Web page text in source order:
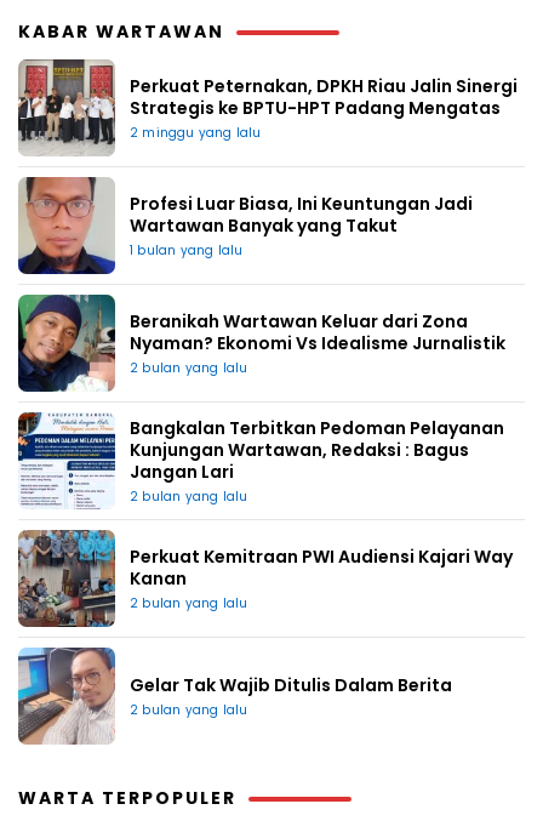
KABAR WARTAWAN
Perkuat Peternakan, DPKH Riau Jalin Sinergi
Strategis ke BPTU-HPT Padang Mengatas
2 minggu yang lalu
Profesi Luar Biasa, Ini Keuntungan Jadi
Wartawan Banyak yang Takut
1 bulan yang lalu
Beranikah Wartawan Keluar dari Zona
Nyaman? Ekonomi Vs Idealisme Jurnalistik
2 bulan yang lalu
Bangkalan Terbitkan Pedoman Pelayanan
Kunjungan Wartawan, Redaksi : Bagus
Jangan Lari
2 bulan yang lalu
Perkuat Kemitraan PWI Audiensi Kajari Way
Kanan
2 bulan yang lalu
Gelar Tak Wajib Ditulis Dalam Berita
2 bulan yang lalu
WARTA TERPOPULER